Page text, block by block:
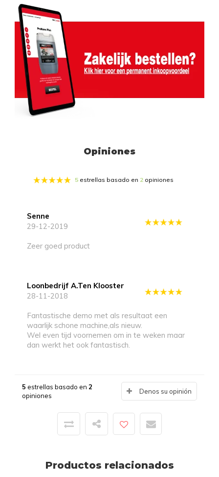
Opiniones
5 estrellas basado en 2 opiniones
Senne
29-12-2019
Zeer goed product
Loonbedrijf A.ten Klooster
28-11-2018
Fantastische demo met als resultaat een
waarlijk schone machine,als nieuw.
Wel even tijd voornemen om in te weken maar
dan werkt het ook fantastisch.
5 estrellas basado en 2
opiniones
Denos su opinión
Productos relacionados